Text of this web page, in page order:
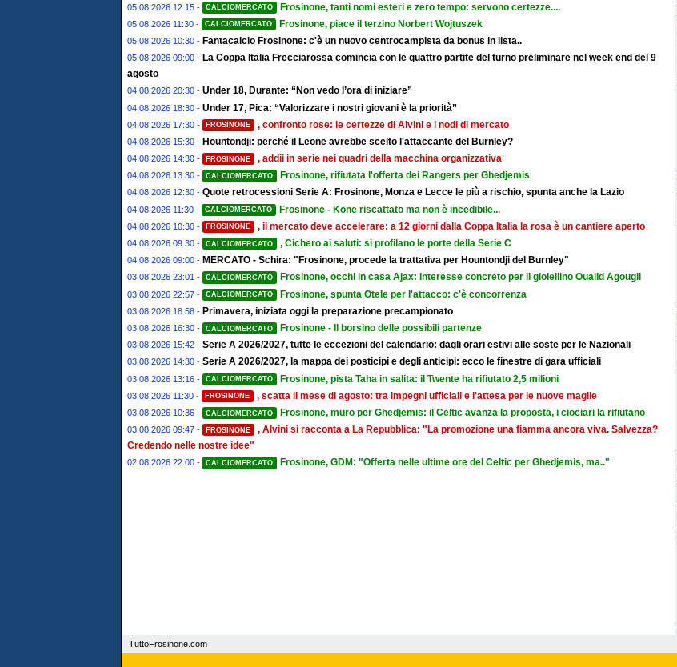
05.08.2026 12:15 - CALCIOMERCATO Frosinone, tanti nomi esteri e zero tempo: servono certezze....
05.08.2026 11:30 - CALCIOMERCATO Frosinone, piace il terzino Norbert Wojtuszek
05.08.2026 10:30 - Fantacalcio Frosinone: c'è un nuovo centrocampista da bonus in lista..
05.08.2026 09:00 - La Coppa Italia Frecciarossa comincia con le quattro partite del turno preliminare nel week end del 9
agosto
04.08.2026 20:30 - Under 18, Durante: “Non vedo l’ora di iniziare”
04.08.2026 18:30 - Under 17, Pica: “Valorizzare i nostri giovani è la priorità”
04.08.2026 17:30 - FROSINONE , confronto rose: le certezze di Alvini e i nodi di mercato
04.08.2026 15:30 - Hountondji: perché il Leone avrebbe scelto l'attaccante del Burnley?
04.08.2026 14:30 - FROSINONE , addii in serie nei quadri della macchina organizzativa
04.08.2026 13:30 - CALCIOMERCATO Frosinone, rifiutata l'offerta dei Rangers per Ghedjemis
04.08.2026 12:30 - Quote retrocessioni Serie A: Frosinone, Monza e Lecce le più a rischio, spunta anche la Lazio
04.08.2026 11:30 - CALCIOMERCATO Frosinone - Kone riscattato ma non è incedibile...
04.08.2026 10:30 - FROSINONE , il mercato deve accelerare: a 12 giorni dalla Coppa Italia la rosa è un cantiere aperto
04.08.2026 09:30 - CALCIOMERCATO , Cichero ai saluti: si profilano le porte della Serie C
04.08.2026 09:00 - MERCATO - Schira: "Frosinone, procede la trattativa per Hountondji del Burnley"
03.08.2026 23:01 - CALCIOMERCATO Frosinone, occhi in casa Ajax: interesse concreto per il gioiellino Oualid Agougil
03.08.2026 22:57 - CALCIOMERCATO Frosinone, spunta Otele per l'attacco: c'è concorrenza
03.08.2026 18:58 - Primavera, iniziata oggi la preparazione precampionato
03.08.2026 16:30 - CALCIOMERCATO Frosinone - Il borsino delle possibili partenze
03.08.2026 15:42 - Serie A 2026/2027, tutte le eccezioni del calendario: dagli orari estivi alle soste per le Nazionali
03.08.2026 14:30 - Serie A 2026/2027, la mappa dei posticipi e degli anticipi: ecco le finestre di gara ufficiali
03.08.2026 13:16 - CALCIOMERCATO Frosinone, pista Taha in salita: il Twente ha rifiutato 2,5 milioni
03.08.2026 11:30 - FROSINONE , scatta il mese di agosto: tra impegni ufficiali e l'attesa per le nuove maglie
03.08.2026 10:36 - CALCIOMERCATO Frosinone, muro per Ghedjemis: il Celtic avanza la proposta, i ciociari la rifiutano
03.08.2026 09:47 - FROSINONE
, Alvini si racconta a La Repubblica: "La promozione una fiamma ancora viva. Salvezza?
Credendo nelle nostre idee"
02.08.2026 22:00 - CALCIOMERCATO Frosinone, GDM: "Offerta nelle ultime ore del Celtic per Ghedjemis, ma.."
TuttoFrosinone.com